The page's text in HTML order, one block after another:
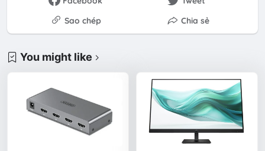
Sao chép
Chia sẻ
You might like